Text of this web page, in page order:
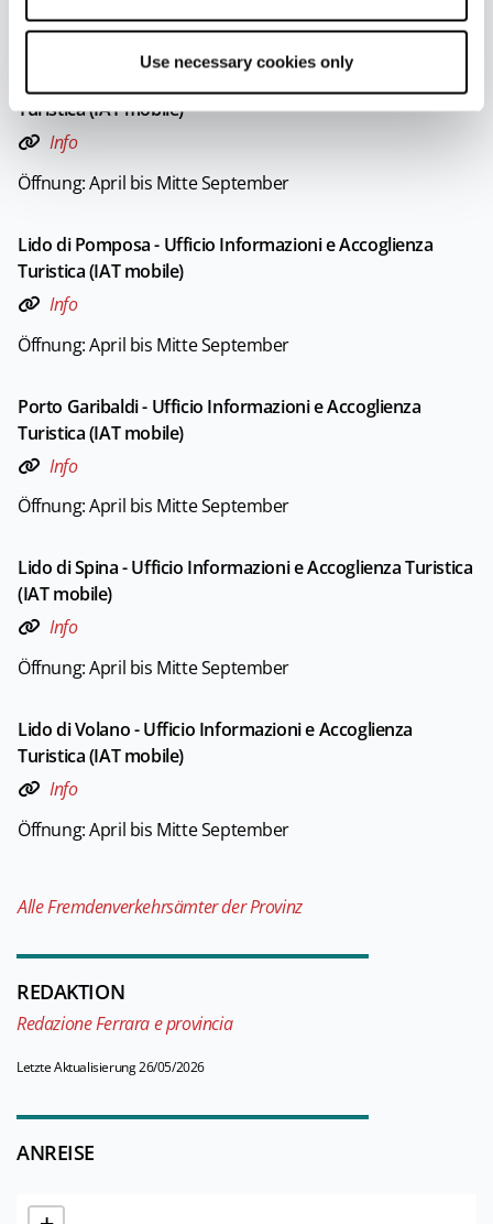
Use necessary cookies only
Öffnung: Von April bis Mitte September
Turistica (IAT mobile)
Info
Öffnung: April bis Mitte September
Lido di Pomposa - Ufficio Informazioni e Accoglienza
Turistica (IAT mobile)
Info
Öffnung: April bis Mitte September
Porto Garibaldi - Ufficio Informazioni e Accoglienza
Turistica (IAT mobile)
Info
Öffnung: April bis Mitte September
Lido di Spina - Ufficio Informazioni e Accoglienza Turistica
(IAT mobile)
Info
Öffnung: April bis Mitte September
Lido di Volano - Ufficio Informazioni e Accoglienza
Turistica (IAT mobile)
Info
Öffnung: April bis Mitte September
Alle Fremdenverkehrsämter der Provinz
REDAKTION
Redazione Ferrara e provincia
Letzte Aktualisierung 26/05/2026
ANREISE